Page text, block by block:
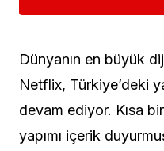
Dünyanın en büyük
Netflix, Türkiye’deki
devam ediyor. Kısa
yapımı içerik